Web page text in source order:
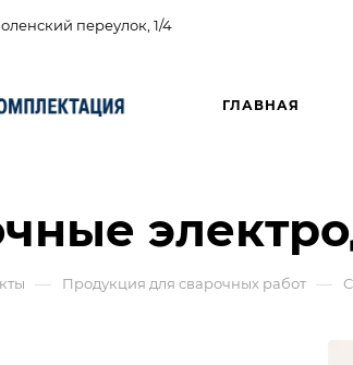
переулок, 1/4
ГЛАВНАЯ
— Продукция для сварочных работ —